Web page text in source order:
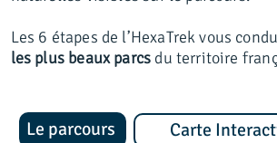
Les 6 étapes de l’HexaTrek vous
les plus beaux parcs du territoire
Le parcours Carte